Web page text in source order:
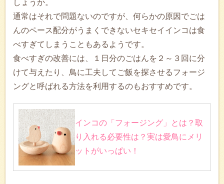
しょうか。
通常はそれで問題ないのですが、何らかの原因でごは
んのペース配分がうまくできないセキセイインコは食
べすぎてしまうこともあるようです。
食べすぎの改善には、１日分のごはんを２～３回に分
けて与えたり、鳥に工夫してご飯を探させるフォージ
ングと呼ばれる方法を利用するのもおすすめです。
インコの「フォージング」とは？取
り入れる必要性は？実は愛鳥にメリ
ットがいっぱい！